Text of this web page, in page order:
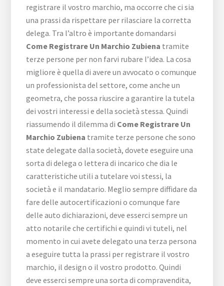
registrare il vostro marchio, ma occorre che ci sia
una prassi da rispettare per rilasciare la corretta
delega. Tra l’altro è importante domandarsi
Come Registrare Un Marchio Zubiena tramite
terze persone per non farvi rubare l’idea. La cosa
migliore è quella di avere un avvocato o comunque
un professionista del settore, come anche un
geometra, che possa riuscire a garantire la tutela
dei vostri interessi e della società stessa. Quindi
riassumendo il dilemma di Come Registrare Un
Marchio Zubiena tramite terze persone che sono
state delegate dalla società, dovete eseguire una
sorta di delega o lettera di incarico che dia le
caratteristiche utili a tutelare voi stessi, la
società e il mandatario. Meglio sempre diffidare da
fare delle autocertificazioni o comunque fare
delle auto dichiarazioni, deve esserci sempre un
atto notarile che certifichi e quindi vi tuteli, nel
momento in cui avete delegato una terza persona
a eseguire tutta la prassi per registrare il vostro
marchio, il design o il vostro prodotto. Quindi
deve esserci sempre una sorta di compravendita,